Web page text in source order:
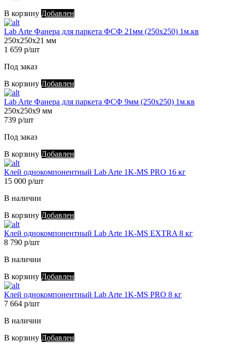
В корзину Добавлен
Lab Arte Фанера для паркета ФСФ 21мм (250х250) 1м.кв
250х250х21 мм
1 659 р/шт
Под заказ
В корзину Добавлен
Lab Arte Фанера для паркета ФСФ 9мм (250х250) 1м.кв
250х250х9 мм
739 р/шт
Под заказ
В корзину Добавлен
Клей однокомпонентный Lab Arte 1K-MS PRO 16 кг
15 000 р/шт
В наличии
В корзину Добавлен
Клей однокомпонентный Lab Arte 1K-MS EXTRA 8 кг
8 790 р/шт
В наличии
В корзину Добавлен
Клей однокомпонентный Lab Arte 1K-MS PRO 8 кг
7 664 р/шт
В наличии
В корзину Добавлен